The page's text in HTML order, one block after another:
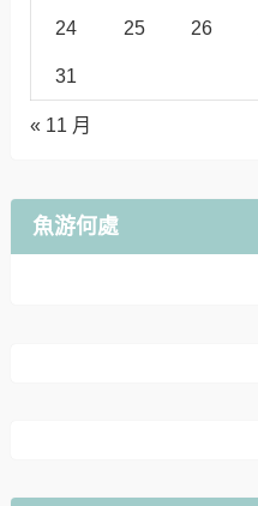
24 25 26
31
« 11 月
魚游何處